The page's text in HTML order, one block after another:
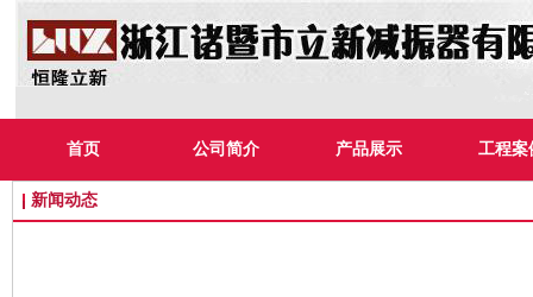
首页 公司简介 产品展示 工程案
新闻动态